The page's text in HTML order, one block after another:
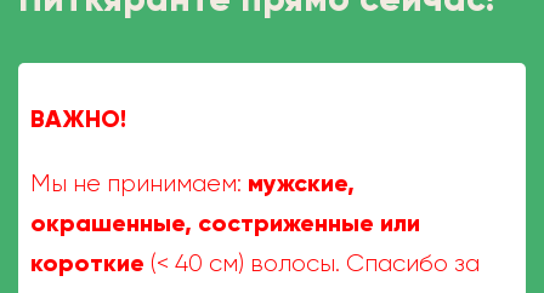
ВАЖНО!
Мы не принимаем: мужские,
окрашенные, состриженные или
короткие (< 40 см) волосы. Спасибо за